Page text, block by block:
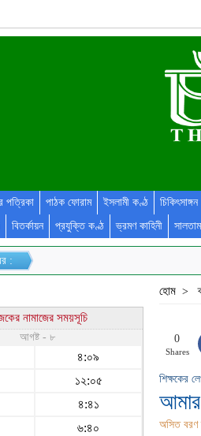
পাঠক ফোরাম ইসলামী কণ্ঠ চিকিৎসাঙ্গন
বিতর্কায়ন প্রযুক্তি কণ্ঠ ভ্রমণ কাহিনী
:
নামাজের সময়সূচি
আগষ্ট - ৮
৪:০৯
১২:০৫
৪:৪১
৬:৪০
হোম >
0
Shares
শিক্ষকের
আমার
অসিত বরণ